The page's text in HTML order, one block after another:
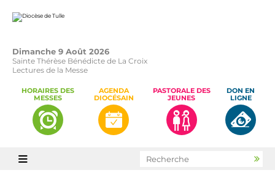
contenu.
navigationDimanche 9 Août 2026
Sainte Thérèse Bénédicte de La Croix
Lectures de la Messe
HORAIRES DES
MESSES
AGENDA
DIOCÉSAIN
PASTORALE DES
JEUNES
DON EN
LIGNE
